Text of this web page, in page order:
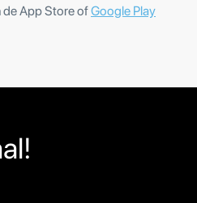
de App Store ofGoogle Play